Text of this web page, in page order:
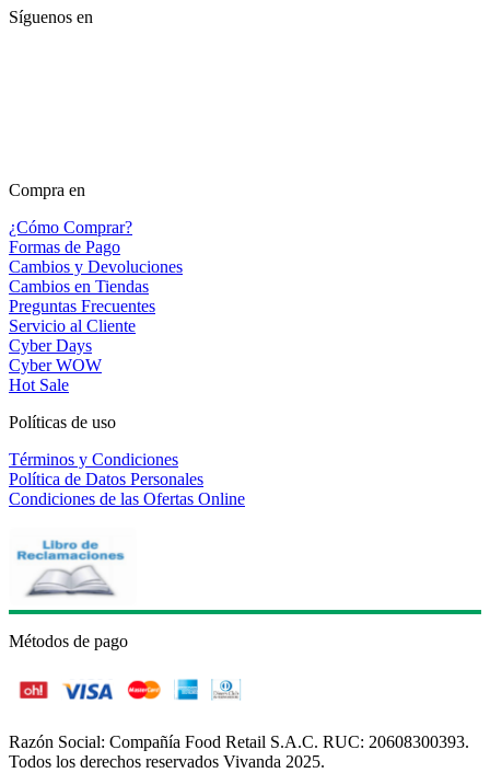
Síguenos en
Compra en
¿Cómo Comprar?
Formas de Pago
Cambios y Devoluciones
Cambios en Tiendas
Preguntas Frecuentes
Servicio al Cliente
Cyber Days
Cyber WOW
Hot Sale
Políticas de uso
Términos y Condiciones
Política de Datos Personales
Condiciones de las Ofertas Online
Métodos de pago
Razón Social: Compañía Food Retail S.A.C. RUC: 20608300393.
Todos los derechos reservados Vivanda 2025.